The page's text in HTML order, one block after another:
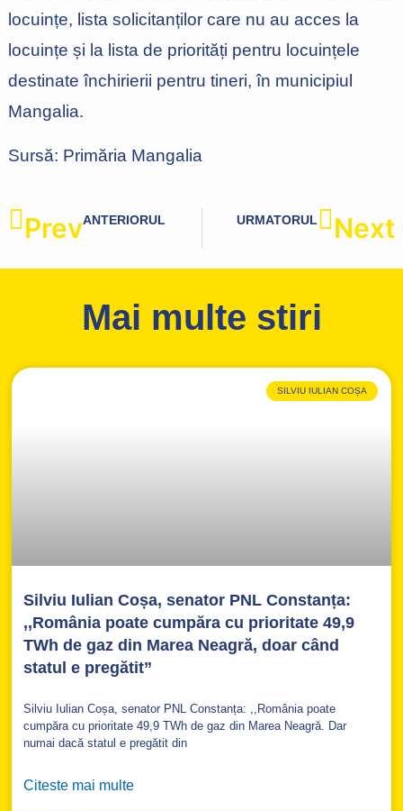
locuințe, lista solicitanților care nu au acces la
locuințe și la lista de priorități pentru locuințele
destinate închirierii pentru tineri, în municipiul
Mangalia.
Sursă: Primăria Mangalia
PrevANTERIORUL URMATORUL Next
Mai multe stiri
SILVIU IULIAN COȘA
Silviu Iulian Coșa, senator PNL Constanța:
,,România poate cumpăra cu prioritate 49,9
TWh de gaz din Marea Neagră, doar când
statul e pregătit”
Silviu Iulian Coșa, senator PNL Constanța: ,,România poate
cumpăra cu prioritate 49,9 TWh de gaz din Marea Neagră. Dar
numai dacă statul e pregătit din
Citeste mai multe